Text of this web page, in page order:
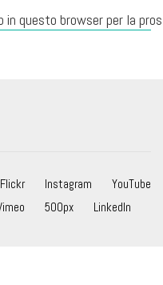
in questo browser per la
Flickr Instagram
YouTube
500px LinkedIn